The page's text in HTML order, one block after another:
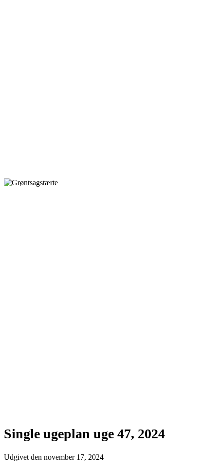
Single ugeplan uge 47, 2024
Udgivet den november 17, 2024